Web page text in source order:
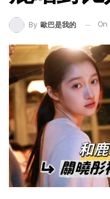
By 歐巴是我的 On